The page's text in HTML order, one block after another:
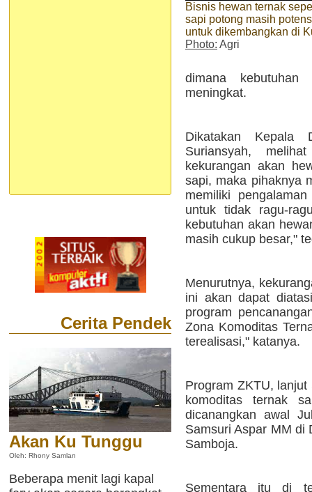
Cerita Pendek
Akan Ku Tunggu
Oleh: Rhony Samlan
Beberapa menit lagi kapal
Bisnis hewan ternak
sapi potong masih
untuk dikembangkan di
Photo: Agri
dimana
meningkat.
Dikatakan Kepala
Suriansyah,
kekurangan akan
sapi, maka pihaknya
memiliki
untuk tidak ragu-
kebutuhan akan
masih cukup besar,"
Menurutnya,
ini akan dapat
program
Zona Komoditas
terealisasi," katanya.
Program ZKTU,
komoditas ternak
dicanangkan awal
Samsuri Aspar MM di
Samboja.
Sementara itu di